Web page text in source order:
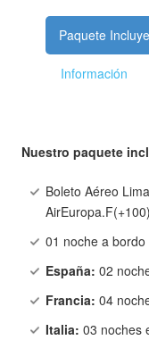
Paquete Incluye
Información
Nuestro paquete
Boleto Aéreo
01 noche a bordo
España: 02
Francia: 04
Italia: 03 noches